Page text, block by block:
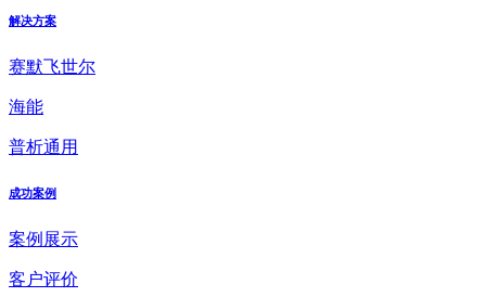
解决方案
赛默飞世尔
海能
普析通用
成功案例
案例展示
客户评价